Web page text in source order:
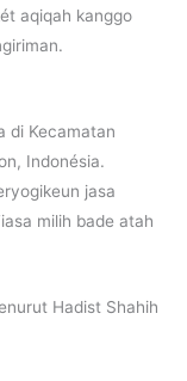
aqiqah kanggo
di Kecamatan
Indonésia.
jasa
milih bade atah
Hadist Shahih